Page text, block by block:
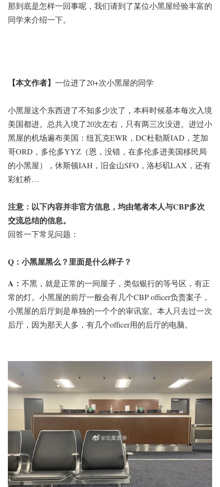
那到底是怎样一回事呢，我们请到了某位小黑屋经验丰富的
同学来介绍一下。
【本文作者】 一位进了20+次小黑屋的同学
小黑屋这个东西进了不知多少次了，本科时候基本每次入境
美国都进。总共入境了20次左右，只有两三次没进。进过小
黑屋的机场遍布美国：纽瓦克EWR，DC杜勒斯IAD，芝加
哥ORD，多伦多YYZ（恩，没错，在多伦多进美国移民局
的小黑屋），休斯顿IAH，旧金山SFO，洛杉矶LAX，还有
彩虹桥…
注意：以下内容并非官方信息，均由笔者本人与CBP多次
交流总结的信息。
回答一下常见问题：
Q： 小黑屋黑么？里面是什么样子？
A： 不黑，就是正常的一间屋子，类似银行的等号区，有正
常的灯。小黑屋的前厅一般会有几个CBP officer负责案子，
小黑屋的后厅则是单独的一个个的审讯室。本人只去过一次
后厅，因为那天人多，有几个officer用的后厅的电脑。